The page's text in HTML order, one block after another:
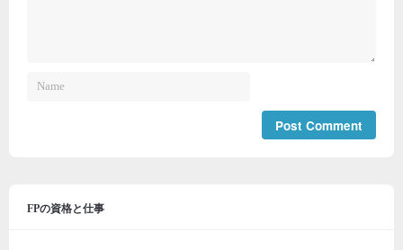
FPの資格と仕事